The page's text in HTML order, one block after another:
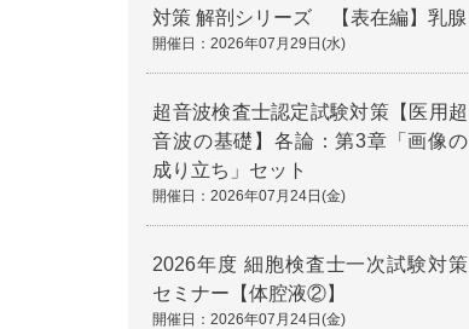
対策 解剖シリーズ 【表在編】乳腺
開催日：2026年07月29日(水)
超音波検査士認定試験対策【医用超
音波の基礎】各論：第3章「画像の
成り立ち」セット
開催日：2026年07月24日(金)
2026年度 細胞検査士一次試験対策
セミナー【体腔液②】
開催日：2026年07月24日(金)